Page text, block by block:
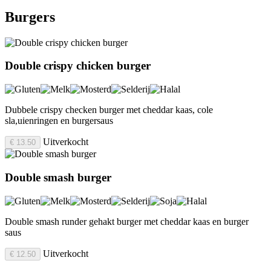
Burgers
Double crispy chicken burger
Dubbele crispy checken burger met cheddar kaas, cole
sla,uienringen en burgersaus
€ 13.50 Uitverkocht
Double smash burger
Double smash runder gehakt burger met cheddar kaas en burger
saus
€ 12.50 Uitverkocht